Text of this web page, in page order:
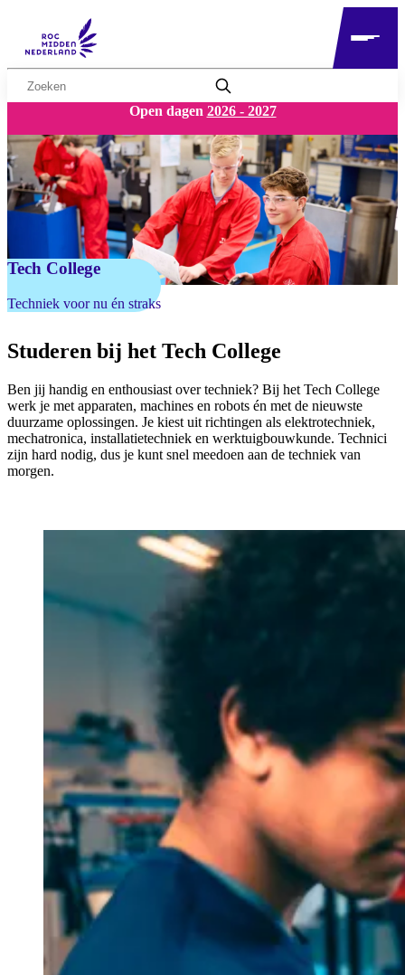
Zoekwoord
Open dagen 2026 - 2027
Tech College
Techniek voor nu én straks
Studeren bij het Tech College
Ben jij handig en enthousiast over techniek? Bij het Tech College
werk je met apparaten, machines en robots én met de nieuwste
duurzame oplossingen. Je kiest uit richtingen als elektrotechniek,
mechatronica, installatietechniek en werktuigbouwkunde. Technici
zijn hard nodig, dus je kunt snel meedoen aan de techniek van
morgen.